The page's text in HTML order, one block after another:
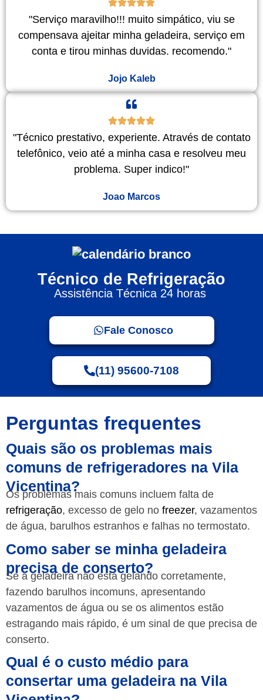
"Serviço maravilho!!! muito simpático, viu se
compensava ajeitar minha geladeira, serviço em
conta e tirou minhas duvidas. recomendo."
Jojo Kaleb
"Técnico prestativo, experiente. Através de contato
telefônico, veio até a minha casa e resolveu meu
problema. Super indico!"
Joao Marcos
Técnico de Refrigeração
Assistência Técnica 24 horas
Fale Conosco
(11) 95600-7108
Perguntas frequentes
Quais são os problemas mais
comuns de refrigeradores na Vila
Vicentina?
Os problemas mais comuns incluem falta de
refrigeração, excesso de gelo no freezer, vazamentos
de água, barulhos estranhos e falhas no termostato.
Como saber se minha geladeira
precisa de conserto?
Se a geladeira não está gelando corretamente,
fazendo barulhos incomuns, apresentando
vazamentos de água ou se os alimentos estão
estragando mais rápido, é um sinal de que precisa de
conserto.
Qual é o custo médio para
consertar uma geladeira na Vila